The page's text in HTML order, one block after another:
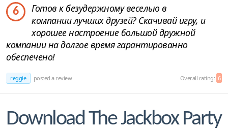
6
Готов к безудержному веселью в
компании лучших друзей? Скачивай игру, и
хорошее настроение большой дружной
компании на долгое время гарантированно
обеспечено!
reggie posted a review Overall rating: 6
Download The Jackbox Party